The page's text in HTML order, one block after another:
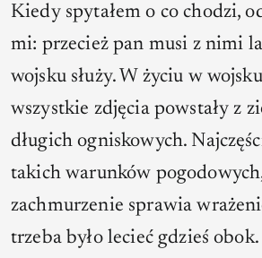
Kiedy spytałem o co chodzi,
mi: przecież pan musi z nimi
wojsku służy. W życiu w
wszystkie zdjęcia powstały z
długich ogniskowych.
takich warunków
zachmurzenie sprawia
trzeba było lecieć gdzieś